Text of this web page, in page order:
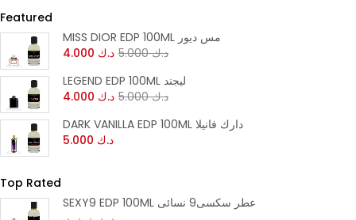
Featured
MISS DIOR EDP 100ML مس ديور
د.ك
د.ك5.000
LEGEND EDP 100ML ليجند
د.ك
د.ك5.000
DARK VANILLA EDP 100ML دارك فانيلا
د.ك
Top Rated
SEXY9 EDP 100ML عطر سكسى9 نسائى